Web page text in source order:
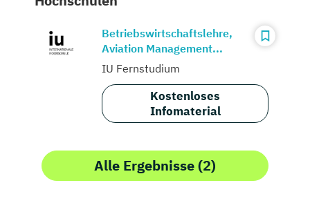
Betriebswirtschaftslehre,
Aviation Management...
IU Fernstudium
Kostenloses
Infomaterial
Alle Ergebnisse (2)